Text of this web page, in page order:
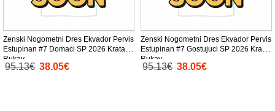
Zenski Nogometni Dres Ekvador Pervis
Estupinan #7 Domaci SP 2026 Kratak
Rukav
95.13€ 38.05€
Zenski Nogometni Dres Ekvador Pervis
Estupinan #7 Gostujuci SP 2026 Kratak
Rukav
95.13€ 38.05€